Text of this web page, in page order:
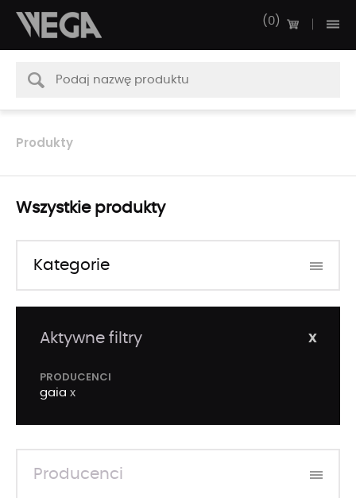
0
Produkty
Wszystkie produkty
Kategorie
Aktywne filtry x
PRODUCENCI
gaia x
Producenci